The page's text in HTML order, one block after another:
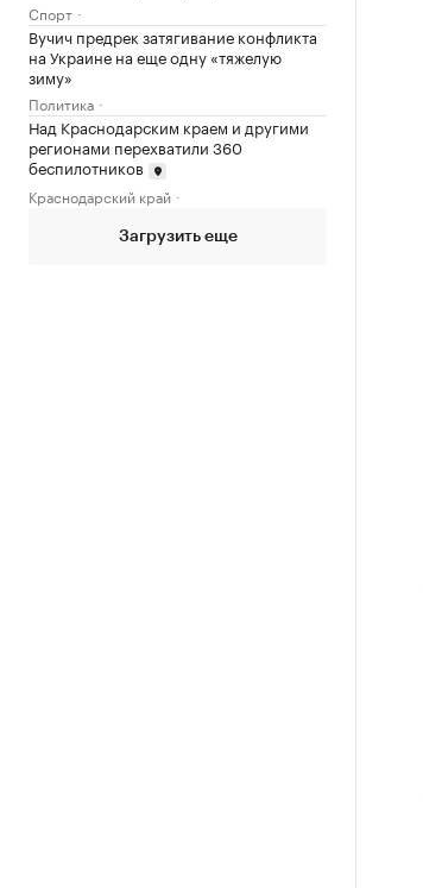
Спорт
Вучич предрек затягивание конфликта
на Украине на еще одну «тяжелую
зиму»
Политика
Над Краснодарским краем и другими
регионами перехватили 360
беспилотников
Краснодарский край
Загрузить еще